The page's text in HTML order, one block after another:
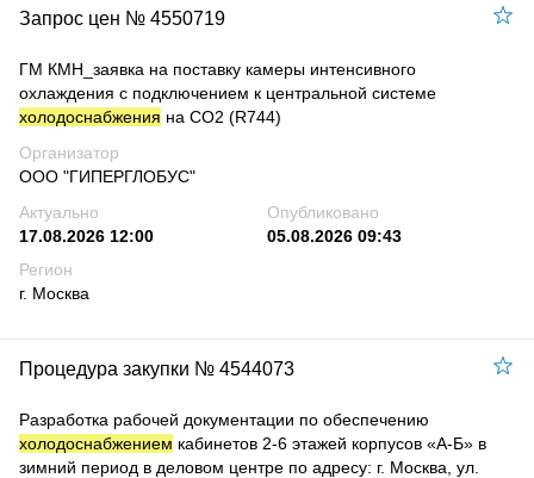
Запрос цен № 4550719
ГМ КМН_заявка на поставку камеры интенсивного
охлаждения с подключением к центральной системе
холодоснабжения на CO2 (R744)
Организатор
ООО "ГИПЕРГЛОБУС"
Актуально
17.08.2026 12:00
Опубликовано
05.08.2026 09:43
Регион
г. Москва
Процедура закупки № 4544073
Разработка рабочей документации по обеспечению
холодоснабжением кабинетов 2-6 этажей корпусов «А-Б» в
зимний период в деловом центре по адресу: г. Москва, ул.